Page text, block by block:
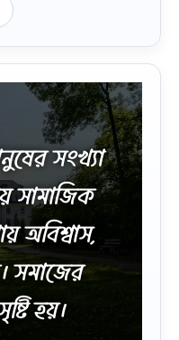
সংখ্যা
সামাজিক
অবিশ্বাস,
সমাজের
হয়।